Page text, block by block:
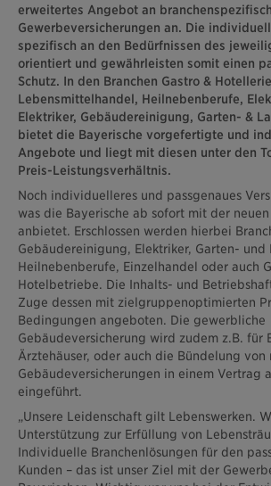
erweitertes Angebot an
Gewerbeversicherungen an. Die
spezifisch an den Bedürfnissen des
orientiert und gewährleisten somit einen
Schutz. In den Branchen Gastro &
Lebensmittelhandel, Heilnebenberufe,
Elektriker, Gebäudereinigung, Garten- &
bietet die Bayerische vorgefertigte und
Angebote und liegt mit diesen unter den
Preis-Leistungsverhältnis.
Noch individuelleres und passgenaues
was die Bayerische ab sofort mit der
anbietet. Erschlossen werden hierbei
Gebäudereinigung, Elektriker, Garten- und
Heilnebenberufe, Einzelhandel oder auch
Hotelbetriebe. Die Inhalts- und
Zuge dessen mit zielgruppenoptimierten
Bedingungen angeboten. Die gewerbliche
Gebäudeversicherung wird zudem z.B. für
Ärztehäuser, oder auch die Bündelung von
Gebäudeversicherungen in einem Vertrag
eingeführt.
„Unsere Leidenschaft gilt Lebenswerken.
Unterstützung zur Erfüllung von
Individuelle Branchenlösungen für den
Kunden – das ist unser Ziel mit der